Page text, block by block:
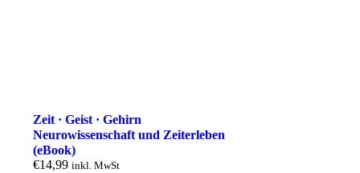
Zeit · Geist · Gehirn
Neuro­wissen­schaft und Zeit­erleben
(eBook)
€14,99 inkl. MwSt